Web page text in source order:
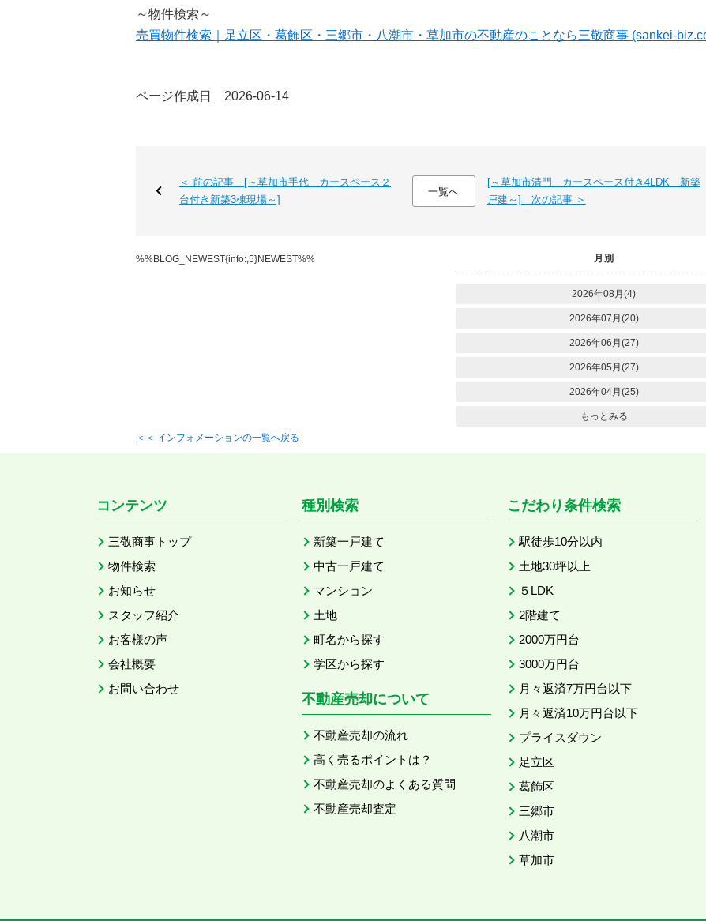
～物件検索～
売買物件検索｜足立区・葛飾区・三郷市・八潮市・草加市の不動産のことなら三敬商事 (sankei-
ページ作成日 2026-06-14
＜ 前の記事 [～草加市手代 カースペース２
台付き新築3棟現場～]
一覧へ
[～草加市清門 カースペース付き4LDK 新築
戸建～] 次の記事 ＞
%%BLOG_NEWEST{info:,5}NEWEST%% 月別
2026年08月(4)
2026年07月(20)
2026年06月(27)
2026年05月(27)
2026年04月(25)
もっとみる
＜＜ インフォメーションの一覧へ戻る
コンテンツ
三敬商事トップ
物件検索
お知らせ
スタッフ紹介
お客様の声
会社概要
お問い合わせ
種別検索
新築一戸建て
中古一戸建て
マンション
土地
町名から探す
学区から探す
不動産売却について
不動産売却の流れ
高く売るポイントは？
不動産売却のよくある質問
不動産売却査定
こだわり条件検索
駅徒歩10分以内
土地30坪以上
５LDK
2階建て
2000万円台
3000万円台
月々返済7万円台以下
月々返済10万円台以下
プライスダウン
足立区
葛飾区
三郷市
八潮市
草加市